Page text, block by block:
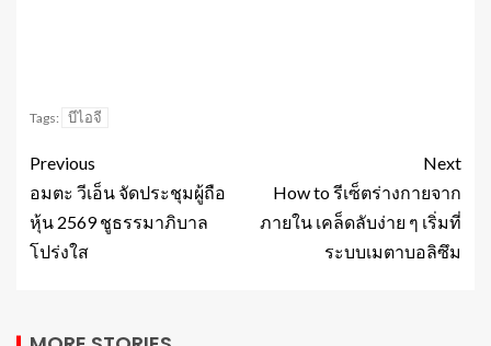
Tags: บีไอจี
Previous
อมตะ วีเอ็น จัดประชุมผู้ถือ
หุ้น 2569 ชูธรรมาภิบาล
โปร่งใส
Next
How to รีเซ็ตร่างกายจาก
ภายใน เคล็ดลับง่าย ๆ เริ่มที่
ระบบเมตาบอลิซึม